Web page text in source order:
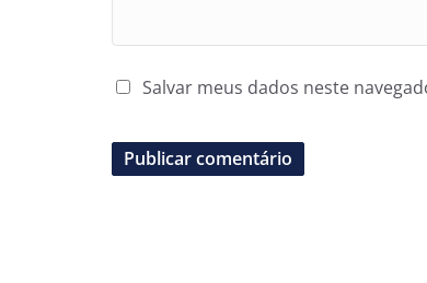
Salvar meus dados neste